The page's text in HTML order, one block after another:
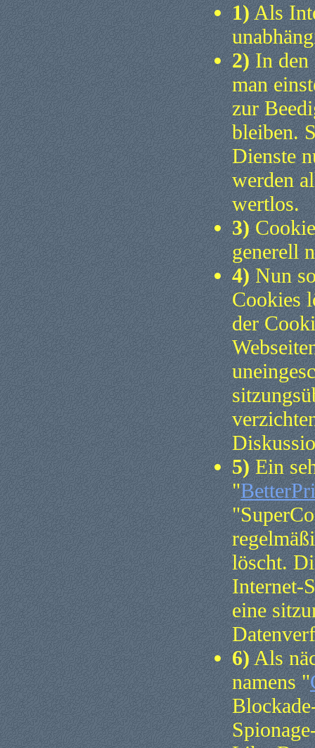
1) Als
2) In den
man
zur
bleiben.
Dienste
werden
wertlos.
3)
generell
4) Nun
Cookies
der
5) Ein
"
löscht.
Internet-
eine
6) Als
namens "